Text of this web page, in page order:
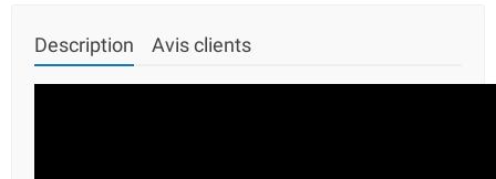
Description Avis clients